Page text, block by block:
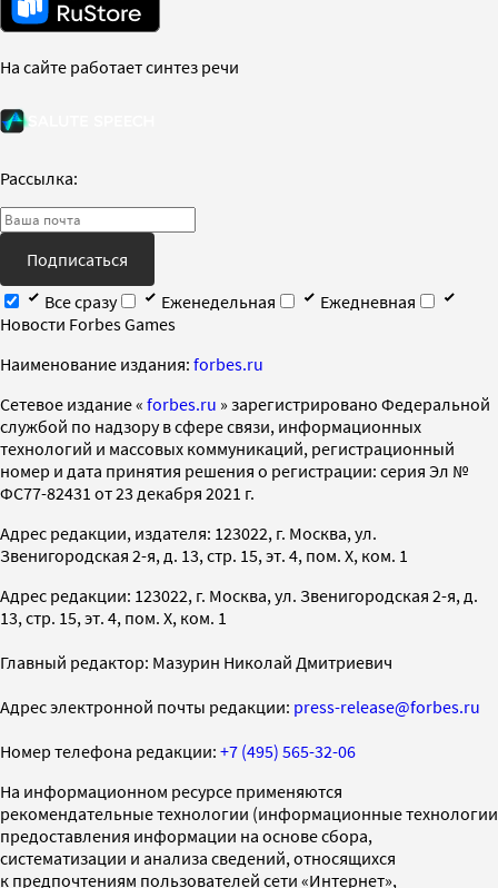
На сайте работает синтез речи
Рассылка:
Подписаться
Все сразу
Еженедельная
Ежедневная
Новости Forbes Games
Наименование издания: forbes.ru
Cетевое издание « forbes.ru » зарегистрировано Федеральной
службой по надзору в сфере связи, информационных
технологий и массовых коммуникаций, регистрационный
номер и дата принятия решения о регистрации: серия Эл №
ФС77-82431 от 23 декабря 2021 г.
Адрес редакции, издателя: 123022, г. Москва, ул.
Звенигородская 2-я, д. 13, стр. 15, эт. 4, пом. X, ком. 1
Адрес редакции: 123022, г. Москва, ул. Звенигородская 2-я, д.
13, стр. 15, эт. 4, пом. X, ком. 1
Главный редактор: Мазурин Николай Дмитриевич
Адрес электронной почты редакции: press-release@forbes.ru
Номер телефона редакции: +7 (495) 565-32-06
На информационном ресурсе применяются
рекомендательные технологии (информационные технологии
предоставления информации на основе сбора,
систематизации и анализа сведений, относящихся
к предпочтениям пользователей сети «Интернет»,